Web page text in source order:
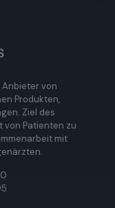
Anbieter von
Produkten,
Ziel des
von Patienten zu
mit